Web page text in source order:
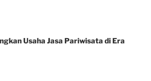
Usaha Jasa Pariwisata di Era